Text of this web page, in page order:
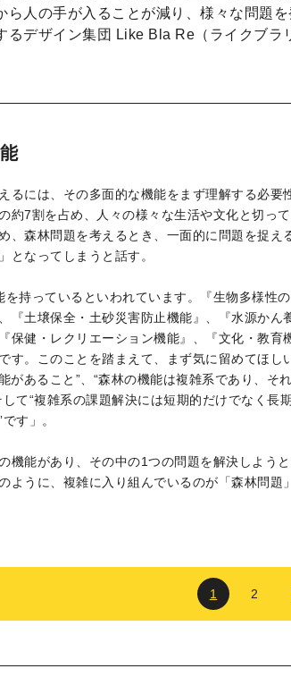
人の手が入ることが減り、様々な問題を
るデザイン集団 Like Bla Re（ライクブ
るには、その多面的な機能をまず理解する必要
約7割を占め、人々の様々な生活や文化と切っ
、森林問題を考えるとき、一面的に問題を捉え
となってしまうと話す。
を持っているといわれています。『生物多様性
『土壌保全・土砂災害防止機能』、『水源かん
保健・レクリエーション機能』、『文化・教育
す。このことを踏まえて、まず気に留めてほし
があること”、“森林の機能は複雑系であり、そ
て“複雑系の課題解決には短期的だけでなく長
す」。
機能があり、その中の1つの問題を解決しよう
ように、複雑に入り組んでいるのが「森林問題
1 2